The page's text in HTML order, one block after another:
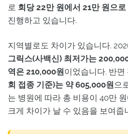
로 회당 22만 원에서 21만 원으로
진행하고 있습니다.
지역별로도 차이가 있습니다.
그릭스(사백신) 최저가는
역은 210,000원이었습니다. 반면
회 접종 기준)는 약 605,000원으
는 병원에 따라 총 비용이 40만
크게 차이가 날 수 있음을 보여줍